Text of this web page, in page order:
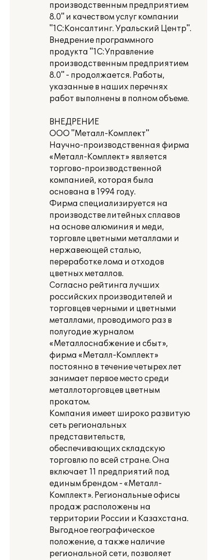
производственным предприятием
8.0" и качеством услуг компании
"1С:Консалтинг. Уральский Центр".
Внедрение программного
продукта "1С:Управление
производственным предприятием
8.0" - продолжается. Работы,
указанные в наших перечнях
работ выполнены в полном объеме.
ВНЕДРЕНИЕ
ООО "Металл-Комплект"
Научно-производственная фирма
«Металл-Комплект» является
торгово-производственной
компанией, которая была
основана в 1994 году.
Фирма специализируется на
производстве литейных сплавов
на основе алюминия и меди,
торговле цветными металлами и
нержавеющей сталью,
переработке лома и отходов
цветных металлов.
Согласно рейтинга лучших
российских производителей и
торговцев черными и цветными
металлами, проводимого раз в
полугодие журналом
«Металлоснабжение и сбыт»,
фирма «Металл-Комплект»
постоянно в течение четырех лет
занимает первое место среди
металлоторговцев цветным
прокатом.
Компания имеет широко развитую
сеть региональных
представительств,
обеспечивающих складскую
торговлю по всей стране. Она
включает 11 предприятий под
единым брендом - «Металл-
Комплект». Региональные офисы
продаж расположены на
территории России и Казахстана.
Выгодное географическое
положение, а также наличие
региональной сети, позволяет